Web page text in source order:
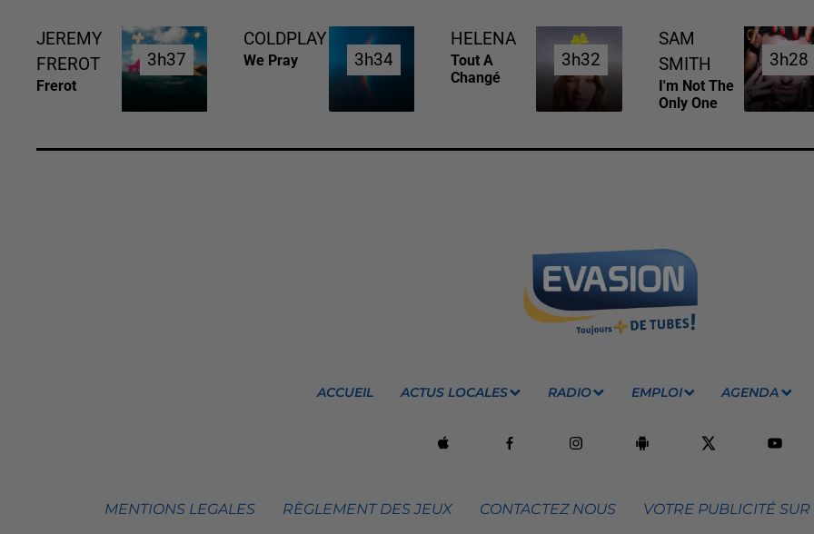
JEREMY
FREROT
Frerot
3h37
3h37
COLDPLAY
We Pray 3h34
3h34
HELENA
Tout A
Changé
3h32
3h32
SAM
SMITH
I'm Not The
Only One
3h28
3h28
ACCUEIL ACTUS LOCALES RADIO EMPLOI AGENDA
MENTIONS LEGALES RÈGLEMENT DES JEUX CONTACTEZ NOUS VOTRE PUBLICITÉ